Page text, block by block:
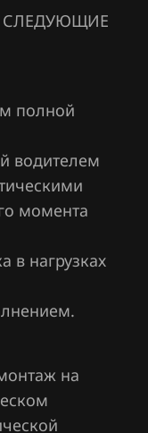
СЛЕДУЮЩИЕ
полной
водителем
момента
в нагрузках
на